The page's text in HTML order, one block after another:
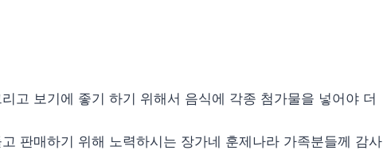
고 보기에 좋기 하기 위해서 음식에 각종 첨가물을 넣어야 더
판매하기 위해 노력하시는 장가네 훈제나라 가족분들께 감사